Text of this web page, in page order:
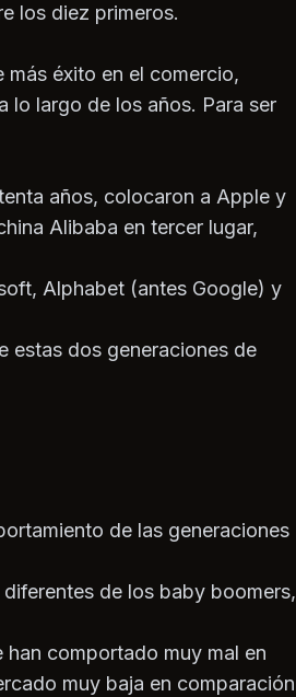
los diez primeros.
más éxito en el comercio,
lo largo de los años. Para ser
años, colocaron a Apple y
Alibaba en tercer lugar,
Alphabet (antes Google) y
estas dos generaciones de
de las generaciones
de los baby boomers,
comportado muy mal en
muy baja en comparación